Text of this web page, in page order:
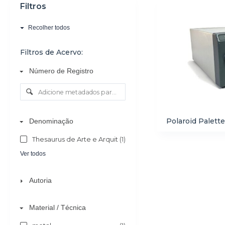
Filtros
Recolher todos
Filtros de Acervo:
Número de Registro
Denominação
Thesaurus de Arte e Arquitetura - AAT
(1)
Ver todos
Autoria
Material / Técnica
Polaroid